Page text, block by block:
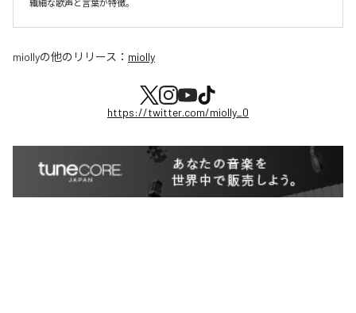
miollyの他のリリース： miolly
https://twitter.com/miolly_0